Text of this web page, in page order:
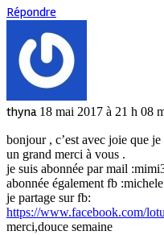
Répondre
thyna 18 mai 2017 à 21 h 08
bonjour , c’est avec joie que je
un grand merci à vous .
je suis abonnée par mail
abonnée également fb
je partage sur fb:
https://www.facebook.com/
merci,douce semaine